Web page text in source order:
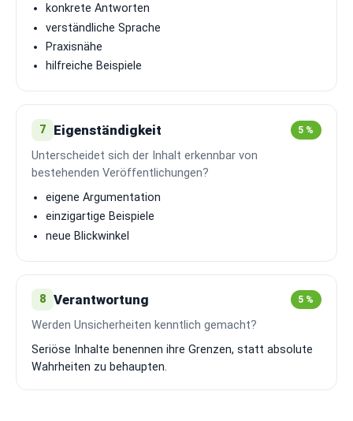
konkrete Antworten
verständliche Sprache
Praxisnähe
hilfreiche Beispiele
7 Eigenständigkeit 5 %
Unterscheidet sich der Inhalt erkennbar von
bestehenden Veröffentlichungen?
eigene Argumentation
einzigartige Beispiele
neue Blickwinkel
8 Verantwortung 5 %
Werden Unsicherheiten kenntlich gemacht?
Seriöse Inhalte benennen ihre Grenzen, statt absolute
Wahrheiten zu behaupten.